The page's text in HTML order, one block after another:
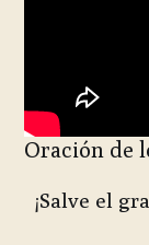
Oración de
¡Salve el